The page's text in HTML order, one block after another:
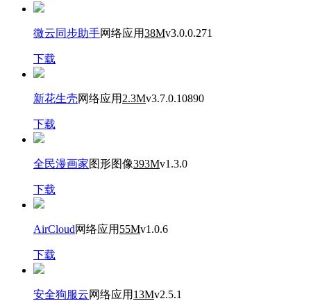
微云同步助手网络应用38Mv3.0.0.271
下载
新花生壳网络应用 2.3Mv3.7.0.10890
下载
全民漫画家图形图像393Mv1.3.0
下载
AirCloud网络应用 55Mv1.0.6
下载
安全狗服云网络应用 13Mv2.5.1